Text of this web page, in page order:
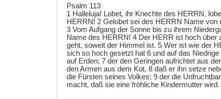
Psalm 113
1 Halleluja! Lobet, ihr Knechte des HERRN,
HERRN! 2 Gelobet sei des HERRN Name von
3 Vom Aufgang der Sonne bis zu ihrem
Name des HERRN! 4 Der HERR ist hoch über
geht, soweit der Himmel ist. 5 Wer ist wie der
sich so hoch gesetzt hat 6 und auf das
auf Erden; 7 der den Geringen aufrichtet aus
den Armen aus dem Kot, 8 daß er ihn setze
die Fürsten seines Volkes; 9 der die
macht, daß sie eine fröhliche Kindermutter wird.